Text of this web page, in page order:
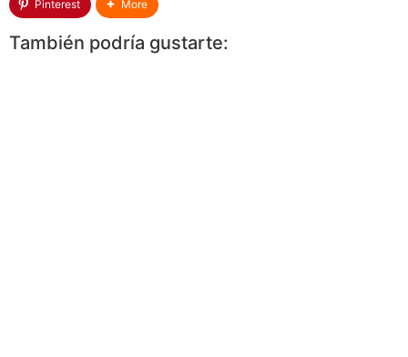
Pinterest More
También podría gustarte: